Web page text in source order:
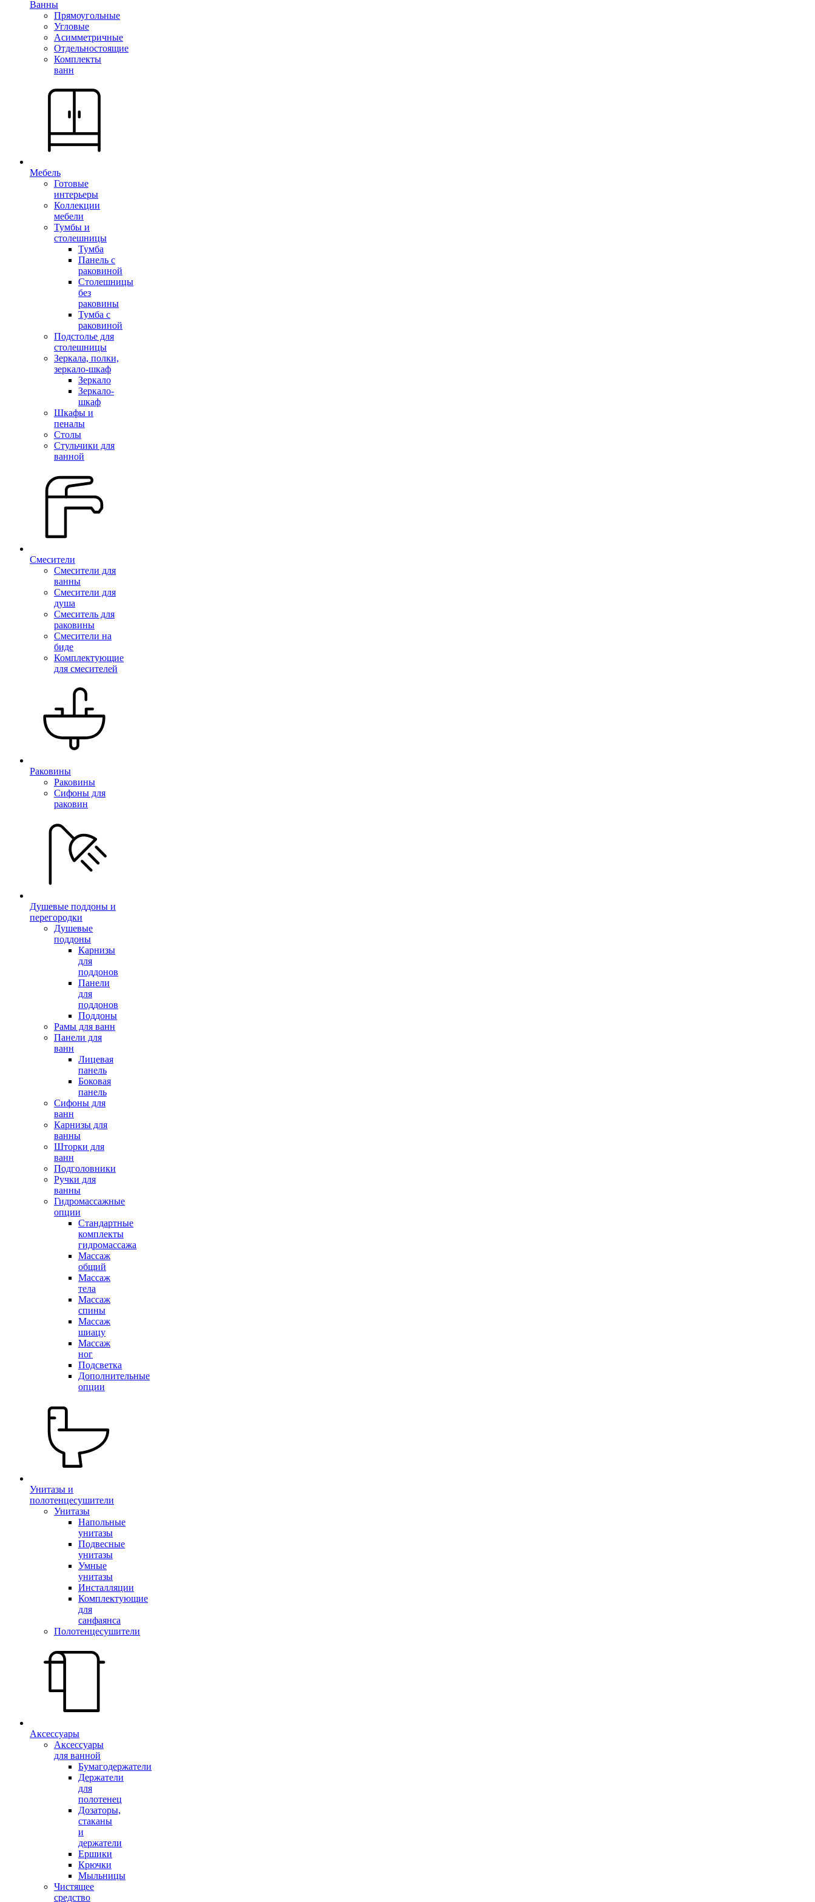
Ванны
Прямоугольные
Угловые
Асимметричные
Отдельностоящие
Комплекты
ванн
Мебель
Готовые
интерьеры
Коллекции
мебели
Тумбы и
столешницы
Тумба
Панель с
раковиной
Столешницы
без
раковины
Тумба с
раковиной
Подстолье для
столешницы
Зеркала, полки,
зеркало-шкаф
Зеркало
Зеркало-
шкаф
Шкафы и
пеналы
Столы
Стульчики для
ванной
Смесители
Смесители для
ванны
Смесители для
душа
Смеситель для
раковины
Смесители на
биде
Комплектующие
для смесителей
Раковины
Раковины
Сифоны для
раковин
Душевые поддоны и
перегородки
Душевые
поддоны
Карнизы
для
поддонов
Панели
для
поддонов
Поддоны
Рамы для ванн
Панели для
ванн
Лицевая
панель
Боковая
панель
Сифоны для
ванн
Карнизы для
ванны
Шторки для
ванн
Подголовники
Ручки для
ванны
Гидромассажные
опции
Стандартные
комплекты
гидромассажа
Массаж
общий
Массаж
тела
Массаж
спины
Массаж
шиацу
Массаж
ног
Подсветка
Дополнительные
опции
Унитазы и
полотенцесушители
Унитазы
Напольные
унитазы
Подвесные
унитазы
Умные
унитазы
Инсталляции
Комплектующие
для
санфаянса
Полотенцесушители
Аксессуары
Аксессуары
для ванной
Бумагодержатели
Держатели
для
полотенец
Дозаторы,
стаканы
и
держатели
Ершики
Крючки
Мыльницы
Чистящее
средство